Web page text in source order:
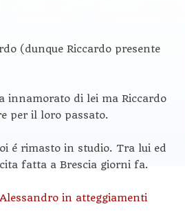
(dunque Riccardo presente
innamorato di lei ma Riccardo
per il loro passato.
é rimasto in studio. Tra lui ed
fatta a Brescia giorni fa.
in atteggiamenti